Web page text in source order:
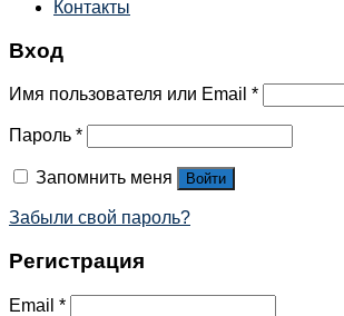
Контакты
Вход
Имя пользователя или Email *
Пароль *
Запомнить меня Войти
Забыли свой пароль?
Регистрация
Email *